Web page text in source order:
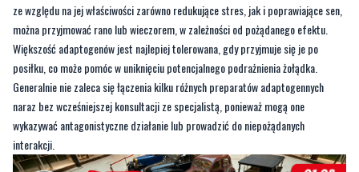
ze względu na jej właściwości zarówno redukujące stres, jak i poprawiające sen,
można przyjmować rano lub wieczorem, w zależności od pożądanego efektu.
Większość adaptogenów jest najlepiej tolerowana, gdy przyjmuje się je po
posiłku, co może pomóc w uniknięciu potencjalnego podrażnienia żołądka.
Generalnie nie zaleca się łączenia kilku różnych preparatów adaptogennych
naraz bez wcześniejszej konsultacji ze specjalistą, ponieważ mogą one
wykazywać antagonistyczne działanie lub prowadzić do niepożądanych
interakcji.